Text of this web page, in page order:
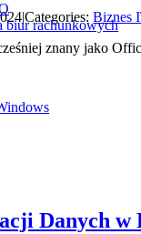
rachunkowych
|Categories:Biznes
znany jako
Danych